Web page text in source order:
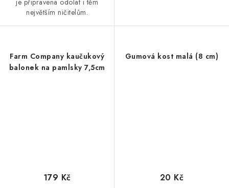
je připravena odolat i těm
největším ničitelům.
Farm Company kaučukový
balonek na pamlsky 7,5cm
179 Kč
Gumová kost malá (8 cm)
20 Kč